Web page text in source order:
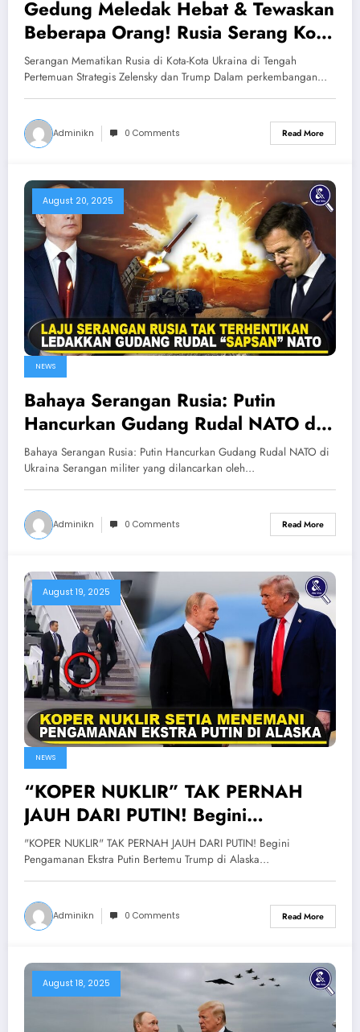
Gedung Meledak Hebat & Tewaskan
Beberapa Orang! Rusia Serang Kota-
kota Ukraina Saat Zelensky Temui
Trump
Serangan Mematikan Rusia di Kota-Kota Ukraina di Tengah
Pertemuan Strategis Zelensky dan Trump Dalam perkembangan…
Adminikn 0 Comments Read More
August 20, 2025
NEWS
Bahaya Serangan Rusia: Putin
Hancurkan Gudang Rudal NATO di
Ukraina
Bahaya Serangan Rusia: Putin Hancurkan Gudang Rudal NATO di
Ukraina Serangan militer yang dilancarkan oleh…
Adminikn 0 Comments Read More
August 19, 2025
NEWS
“KOPER NUKLIR” TAK PERNAH
JAUH DARI PUTIN! Begini
Pengamanan Ekstra Putin Bertemu
Trump di Alaska
"KOPER NUKLIR" TAK PERNAH JAUH DARI PUTIN! Begini
Pengamanan Ekstra Putin Bertemu Trump di Alaska…
Adminikn 0 Comments Read More
August 18, 2025